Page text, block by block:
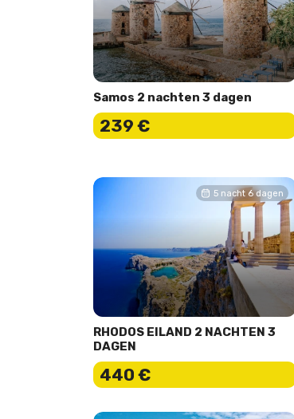
Samos 2 nachten 3 dagen
239 €
5 nacht 6 dagen
RHODOS EILAND 2 NACHTEN 3
DAGEN
440 €